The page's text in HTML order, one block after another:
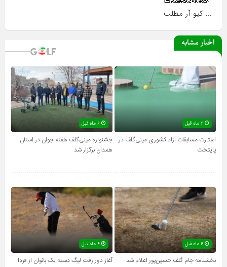
... کیو آر مطلب
اخبار مشابه
۶ ماه قبل
استارت مسابقات آزاد کشوری مینی‌گلف در
پایتخت
جشنواره مینی‌گلف هفته جوان در استان
همدان برگزار شد
۶ ماه قبل
بخشنامه جام گلف حسین‌پور اعلام شد آغاز دور رفت لیگ دسته یک بانوان از فردا